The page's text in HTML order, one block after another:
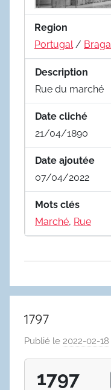
Region
Portugal/ Braga
Description
Rue du marché
Date cliché
21/04/1890
Date ajoutée
07/04/2022
Mots clés
Marché, Rue
1797
Publié le 2022-02-18
1797